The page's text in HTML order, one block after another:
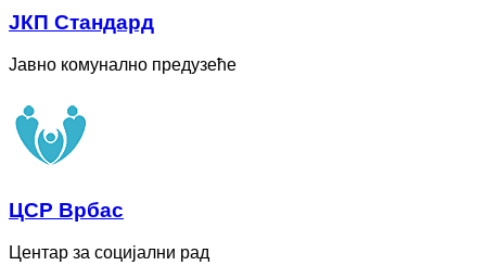
ЈКП Стандард
Јавно комунално предузеће
ЦСР Врбас
Центар за социјални рад